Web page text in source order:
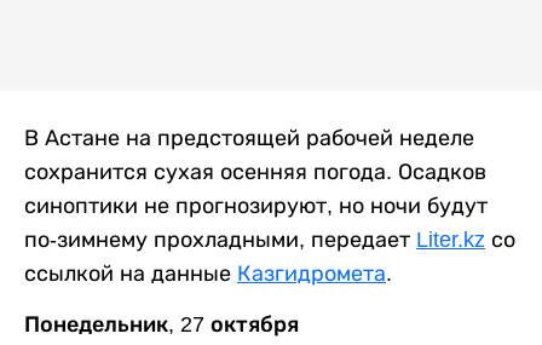
В Астане на предстоящей рабочей неделе
сохранится сухая осенняя погода. Осадков
синоптики не прогнозируют, но ночи будут
по-зимнему прохладными, передает Liter.kz со
ссылкой на данные Казгидромета.
Понедельник, 27 октября